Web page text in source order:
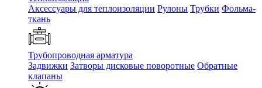
Аксессуары для теплоизоляции Рулоны Трубки Фольма-
ткань
Трубопроводная арматура
Задвижки Затворы дисковые поворотные Обратные
клапаны